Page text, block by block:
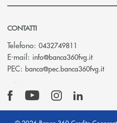
CONTATTI
Telefono: 0432749811
E-mail: info@banca360fvg.it(si
PEC: banca@pec.banca360fvg.it(si